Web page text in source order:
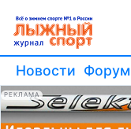
Новости Форум
РЕКЛАМА